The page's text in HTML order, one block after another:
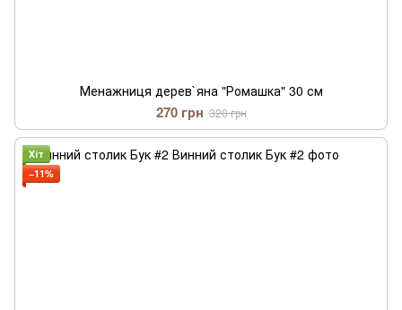
Менажниця дерев`яна "Ромашка" 30 см
270 грн 320 грн
Хіт
−11%